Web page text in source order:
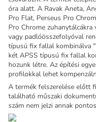
óra alatt. A Ravak Aneta,
Pro Flat, Perseus Pro
Pro Chrome
vagy padlóösszefolyóval
típusú fix fallal kombinálva
két APSS típusú fix fallal
hozunk létre. Az építési
profilokkal lehet
A termék felszerelése előtt
található műszaki
szám nem jelzi annak